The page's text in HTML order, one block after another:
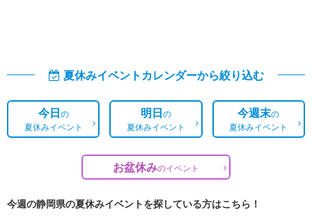
夏休みイベントカレンダーから絞り込む
今日の
夏休みイベント
明日の
夏休みイベント
今週末の
夏休みイベント
お盆休みのイベント
今週の静岡県の夏休みイベントを探している方はこちら！